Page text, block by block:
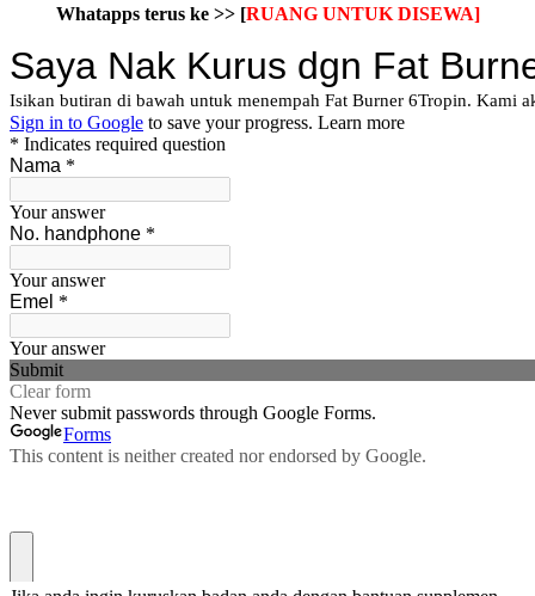
Whatapps terus ke >> [RUANG UNTUK DISEWA]